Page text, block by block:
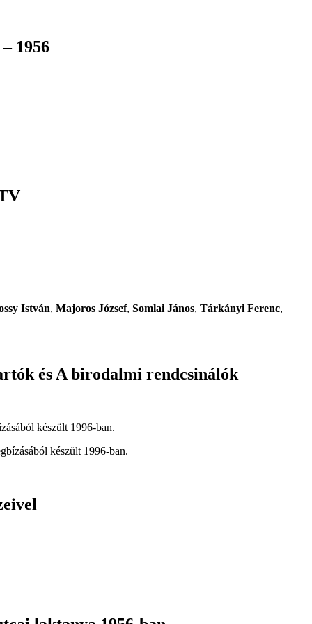
1956
István, Majoros József, Somlai János, Tárkányi Ferenc,
és A birodalmi rendcsinálók
készült 1996-ban.
készült 1996-ban.